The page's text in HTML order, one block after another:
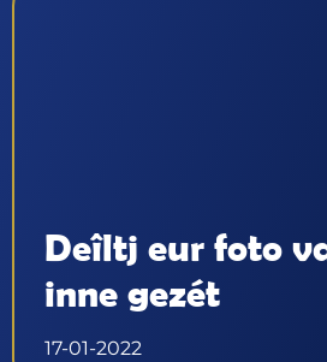
Deîltj eur foto
inne gezét
17-01-2022